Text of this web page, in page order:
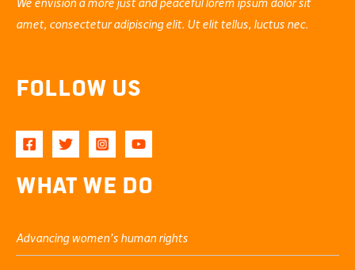
We envision a more just and peaceful lorem ipsum dolor sit
amet, consectetur adipiscing elit. Ut elit tellus, luctus nec.
Follow Us
What We Do
Advancing women’s human rights